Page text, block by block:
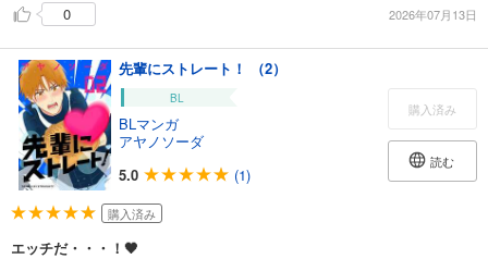
0
2026年07月13日
先輩にストレート！ （2）
BL
BLマンガ
アヤノソーダ
5.0
(1)
購入済み
読む
購入済み
エッチだ・・・！🖤